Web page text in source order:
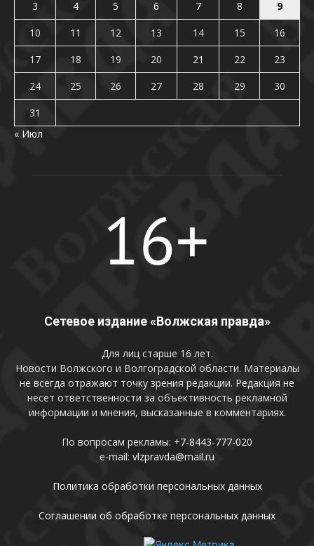
3
4 5 6 7 8
9
10
11 12 13 14 15
16
17
18 19 20 21 22
23
24
25 26 27 28 29
30
31
« Июл
Сетевое издание «Волжская правда»
Для лиц старше 16 лет.
Новости Волжского и Волгоградской области. Материалы
не всегда отражают точку зрения редакции. Редакция не
несет ответственности за объективность рекламной
информации и мнения, высказанные в комментариях.
По вопросам рекламы: +7-8443-777-020
e-mail: vlzpravda@mail.ru
Политика обработки персональных данных
Соглашении об обработке персональных данных